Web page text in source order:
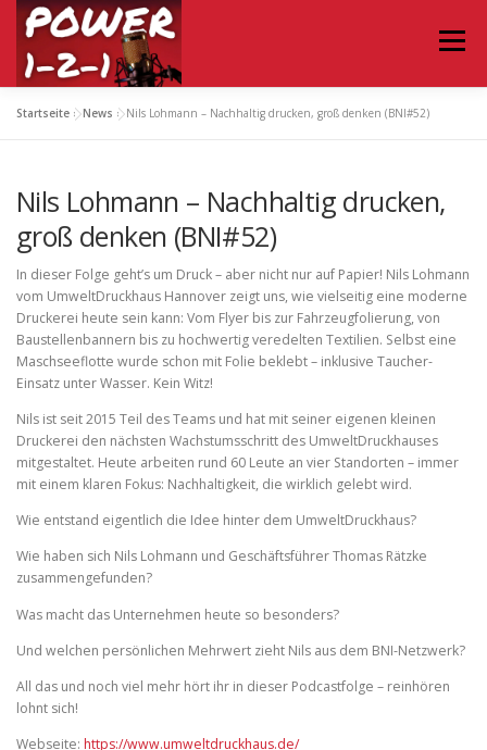
Zum
Inhalt
springen
Menü
KONTAKT
Startseite »News »Nils Lohmann – Nachhaltig drucken, groß denken (BNI#52)
Nils Lohmann – Nachhaltig drucken,
groß denken (BNI#52)
In dieser Folge geht’s um Druck – aber nicht nur auf Papier! Nils Lohmann
vom UmweltDruckhaus Hannover zeigt uns, wie vielseitig eine moderne
Druckerei heute sein kann: Vom Flyer bis zur Fahrzeugfolierung, von
Baustellenbannern bis zu hochwertig veredelten Textilien. Selbst eine
Maschseeflotte wurde schon mit Folie beklebt – inklusive Taucher-
Einsatz unter Wasser. Kein Witz!
Nils ist seit 2015 Teil des Teams und hat mit seiner eigenen kleinen
Druckerei den nächsten Wachstumsschritt des UmweltDruckhauses
mitgestaltet. Heute arbeiten rund 60 Leute an vier Standorten – immer
mit einem klaren Fokus: Nachhaltigkeit, die wirklich gelebt wird.
Wie entstand eigentlich die Idee hinter dem UmweltDruckhaus?
Wie haben sich Nils Lohmann und Geschäftsführer Thomas Rätzke
zusammengefunden?
Was macht das Unternehmen heute so besonders?
Und welchen persönlichen Mehrwert zieht Nils aus dem BNI-Netzwerk?
All das und noch viel mehr hört ihr in dieser Podcastfolge – reinhören
lohnt sich!
Webseite: https://www.umweltdruckhaus.de/